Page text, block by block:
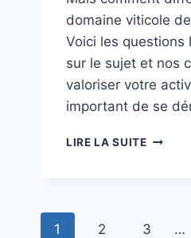
domaine viticole
Voici les questions
sur le sujet et nos
valoriser votre
important de se
LIRE LA SUITEFAQ
LA
Navigation
1 2 3 …